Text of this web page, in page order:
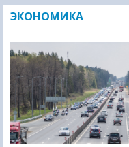
ЭКОНОМИКА